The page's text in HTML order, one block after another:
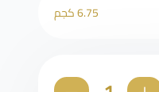
6.75 كجم